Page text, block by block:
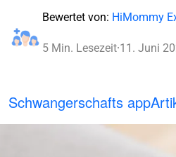
Bewertet von: HiMommy
5 Min. Lesezeit·11. Juni
Schwangerschafts app